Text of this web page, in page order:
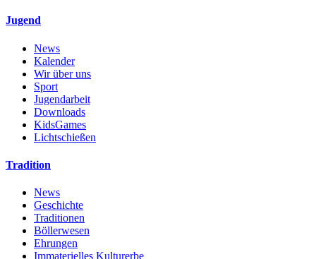
Jugend
News
Kalender
Wir über uns
Sport
Jugendarbeit
Downloads
KidsGames
Lichtschießen
Tradition
News
Geschichte
Traditionen
Böllerwesen
Ehrungen
Immaterielles Kulturerbe